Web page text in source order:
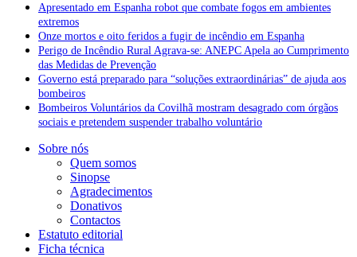
Apresentado em Espanha robot que combate fogos em ambientes
extremos
Onze mortos e oito feridos a fugir de incêndio em Espanha
Perigo de Incêndio Rural Agrava-se: ANEPC Apela ao Cumprimento
das Medidas de Prevenção
Governo está preparado para “soluções extraordinárias” de ajuda aos
bombeiros
Bombeiros Voluntários da Covilhã mostram desagrado com órgãos
sociais e pretendem suspender trabalho voluntário
Sobre nós
Quem somos
Sinopse
Agradecimentos
Donativos
Contactos
Estatuto editorial
Ficha técnica